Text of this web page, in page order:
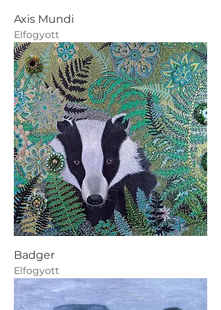
Axis Mundi
Elfogyott
Badger
Elfogyott